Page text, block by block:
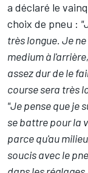
a déclaré le
choix de pneu :
très longue. Je
medium à
assez dur de le
course sera très
"Je pense que je
se battre pour la
parce qu'au
soucis avec le